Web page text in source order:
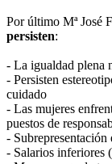
Por último Mª José
persisten:
- La igualdad plena
- Persisten
cuidado
- Las mujeres
puestos de
-
- Salarios inferiores